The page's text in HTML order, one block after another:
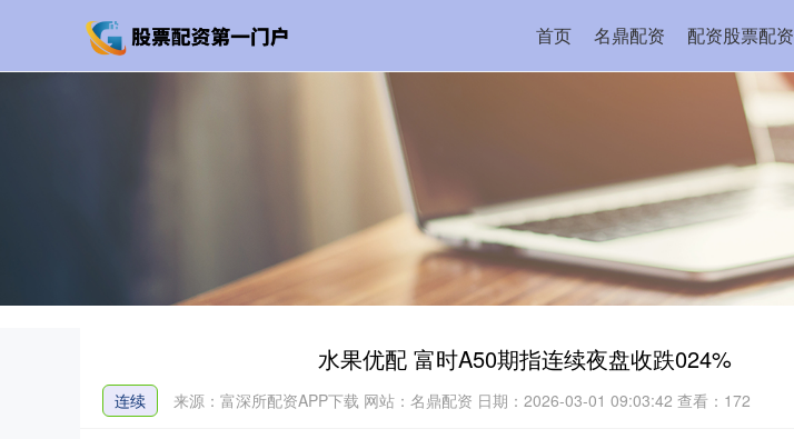
首页 名鼎配资 配资股票配资
水果优配 富时A50期指连续夜盘收跌024%
连续 来源：富深所配资APP下载 网站：名鼎配资 日期：2026-03-01 09:03:42 查看：172